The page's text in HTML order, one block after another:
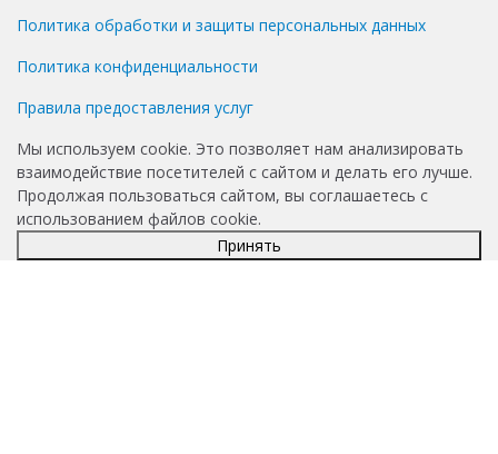
Политика обработки и защиты персональных данных
Политика конфиденциальности
Правила предоставления услуг
Мы используем cookie. Это позволяет нам анализировать
взаимодействие посетителей с сайтом и делать его лучше.
Продолжая пользоваться сайтом, вы соглашаетесь с
использованием файлов cookie.
Принять